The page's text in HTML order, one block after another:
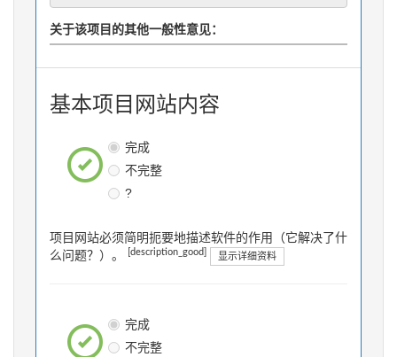
关于该项目的其他一般性意见：
基本项目网站内容
完成
不完整
?
项目网站必须简明扼要地描述软件的作用（它解决了什
么问题？）。
[description_good] 显示详细资料
完成
不完整